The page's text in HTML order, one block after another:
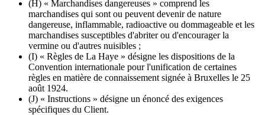
(H) « Marchandises dangereuses » comprend les
marchandises qui sont ou peuvent devenir de nature
dangereuse, inflammable, radioactive ou dommageable et les
marchandises susceptibles d'abriter ou d'encourager la
vermine ou d'autres nuisibles ;
(I) « Règles de La Haye » désigne les dispositions de la
Convention internationale pour l'unification de certaines
règles en matière de connaissement signée à Bruxelles le 25
août 1924.
(J) « Instructions » désigne un énoncé des exigences
spécifiques du Client.